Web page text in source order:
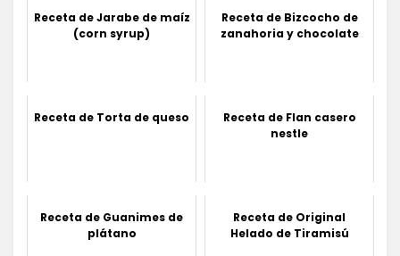
Receta de Jarabe de maíz
(corn syrup)
Receta de Bizcocho de
zanahoria y chocolate
Receta de Torta de queso
Receta de Flan casero
nestle
Receta de Guanimes de
plátano
Receta de Original
Helado de Tiramisú